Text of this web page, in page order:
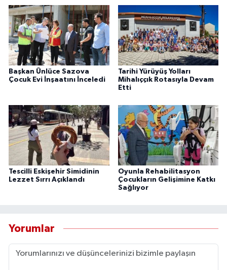
Başkan Ünlüce Sazova
Çocuk Evi İnşaatını İnceledi
Tarihi Yürüyüş Yolları
Mihalıççık Rotasıyla Devam
Etti
Tescilli Eskişehir Simidinin
Lezzet Sırrı Açıklandı
Oyunla Rehabilitasyon
Çocukların Gelişimine Katkı
Sağlıyor
Yorumlar